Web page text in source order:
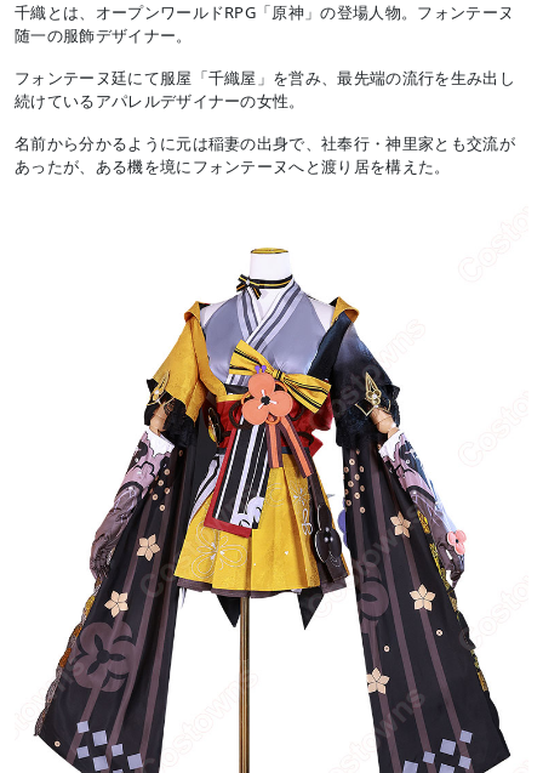
千織とは、オープンワールドRPG「原神」の登場人物。フォンテーヌ
随一の服飾デザイナー。
フォンテーヌ廷にて服屋「千織屋」を営み、最先端の流行を生み出し
続けているアパレルデザイナーの女性。
名前から分かるように元は稲妻の出身で、社奉行・神里家とも交流が
あったが、ある機を境にフォンテーヌへと渡り居を構えた。